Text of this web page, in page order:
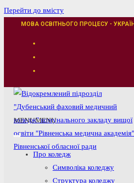
Перейти до вмісту
МОВА ОСВІТНЬОГО ПРОЦЕСУ -
MENUMENU
Про коледж
Символіка коледжу
Структура коледжу